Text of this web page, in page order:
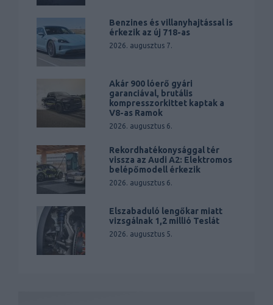
Benzines és villanyhajtással is
érkezik az új 718-as
2026. augusztus 7.
Akár 900 lóerő gyári
garanciával, brutális
kompresszorkittet kaptak a
V8-as Ramok
2026. augusztus 6.
Rekordhatékonysággal tér
vissza az Audi A2: Elektromos
belépőmodell érkezik
2026. augusztus 6.
Elszabaduló lengőkar miatt
vizsgálnak 1,2 millió Teslát
2026. augusztus 5.